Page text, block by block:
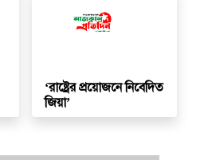
‘রাষ্ট্রের প্রয়োজনে নিবেদিত
জিয়া’